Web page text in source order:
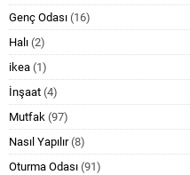
Genç Odası (16)
Halı (2)
ikea (1)
İnşaat (4)
Mutfak (97)
Nasıl Yapılır(8)
Oturma Odası (91)